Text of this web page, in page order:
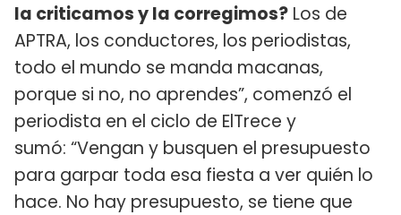
la criticamos y la corregimos? Los de
APTRA, los conductores, los periodistas,
todo el mundo se manda macanas,
porque si no, no aprendes”, comenzó el
periodista en el ciclo de ElTrece y
sumó: “Vengan y busquen el presupuesto
para garpar toda esa fiesta a ver quién lo
hace. No hay presupuesto, se tiene que